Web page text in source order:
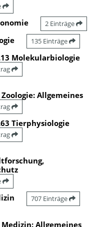
2 Einträge
135 Einträge
Molekularbiologie
Zoologie: Allgemeines
Tierphysiologie
707 Einträge
Medizin: Allgemeines